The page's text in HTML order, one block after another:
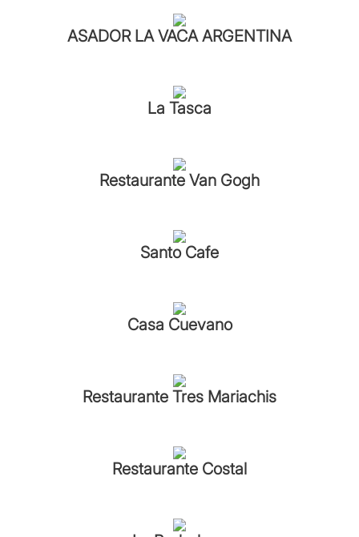
ASADOR LA VACA ARGENTINA
La Tasca
Restaurante Van Gogh
Santo Cafe
Casa Cuevano
Restaurante Tres Mariachis
Restaurante Costal